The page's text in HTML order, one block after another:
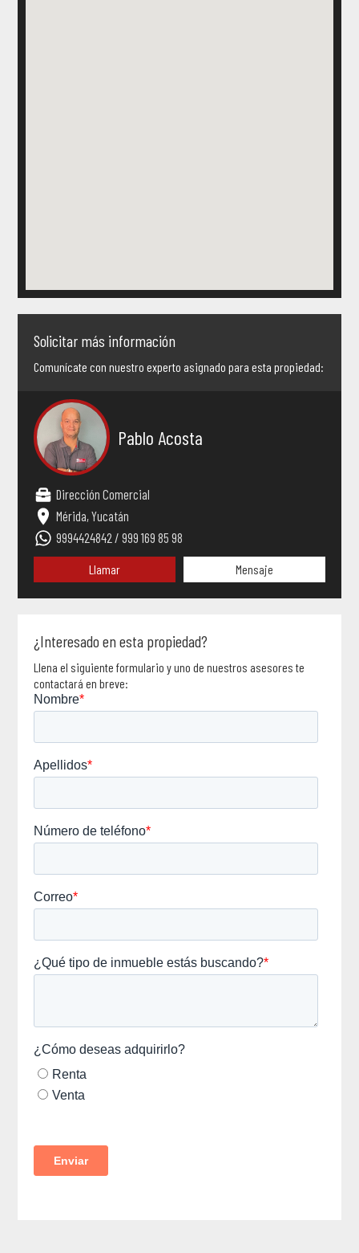
Solicitar más información
Comunícate con nuestro experto asignado para esta propiedad:
Pablo Acosta
Dirección Comercial
Mérida, Yucatán
9994424842 / 999 169 85 98
Llamar Mensaje
¿Interesado en esta propiedad?
Llena el siguiente formulario y uno de nuestros asesores te
contactará en breve: